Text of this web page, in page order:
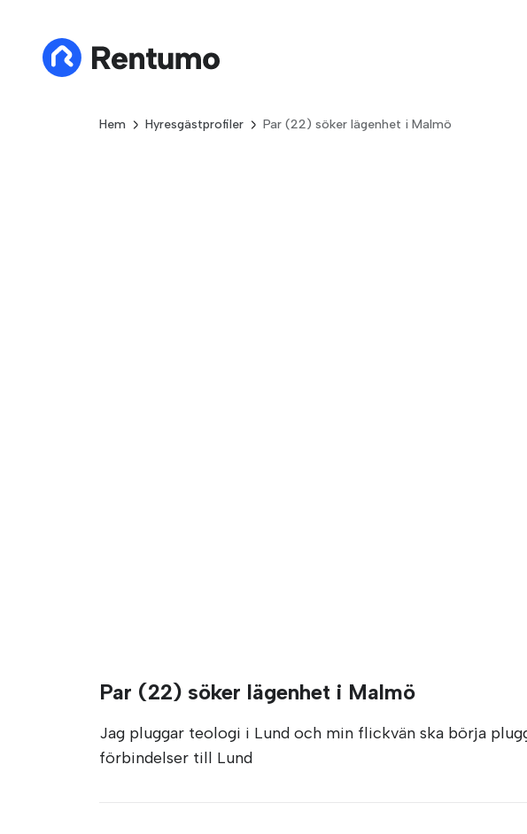
Hem Hyresgästprofiler Par (22) söker lägenhet i Malmö
Par (22) söker lägenhet i Malmö
Jag pluggar teologi i Lund och min flickvän ska börja
förbindelser till Lund